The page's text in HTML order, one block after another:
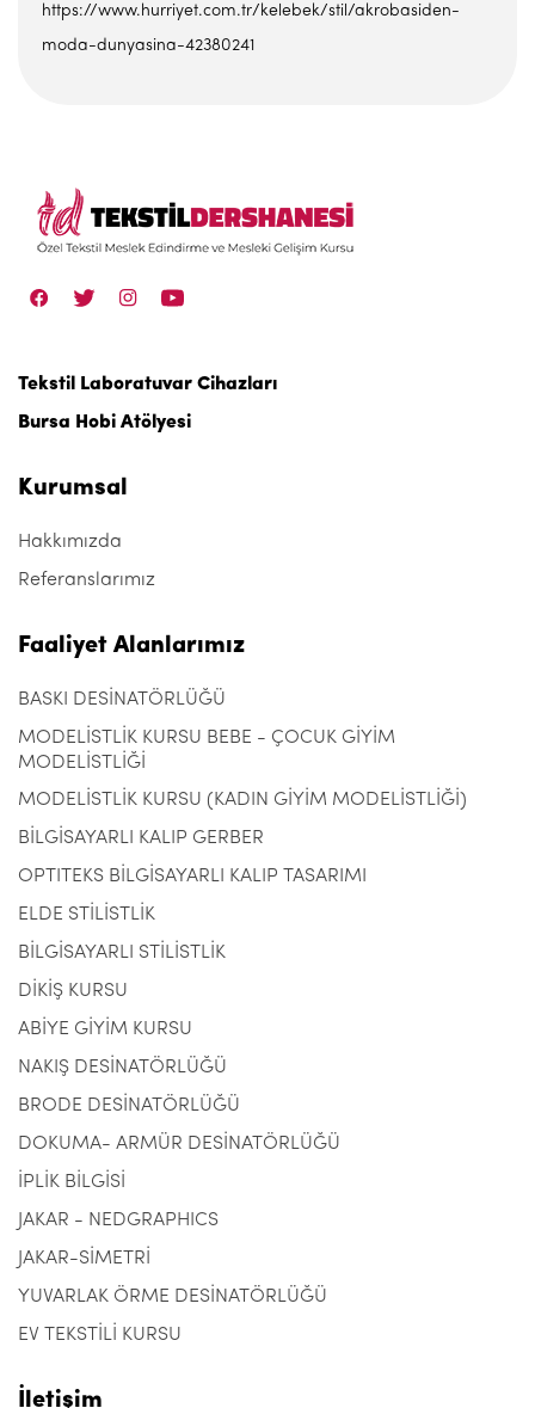
https://www.hurriyet.com.tr/kelebek/stil/akrobasiden-
moda-dunyasina-42380241
Tekstil Laboratuvar Cihazları
Bursa Hobi Atölyesi
Kurumsal
Hakkımızda
Referanslarımız
Faaliyet Alanlarımız
BASKI DESİNATÖRLÜĞÜ
MODELİSTLİK KURSU BEBE - ÇOCUK GİYİM
MODELİSTLİĞİ
MODELİSTLİK KURSU (KADIN GİYİM MODELİSTLİĞİ)
BİLGİSAYARLI KALIP GERBER
OPTITEKS BİLGİSAYARLI KALIP TASARIMI
ELDE STİLİSTLİK
BİLGİSAYARLI STİLİSTLİK
DİKİŞ KURSU
ABİYE GİYİM KURSU
NAKIŞ DESİNATÖRLÜĞÜ
BRODE DESİNATÖRLÜĞÜ
DOKUMA- ARMÜR DESİNATÖRLÜĞÜ
İPLİK BİLGİSİ
JAKAR - NEDGRAPHICS
JAKAR-SİMETRİ
YUVARLAK ÖRME DESİNATÖRLÜĞÜ
EV TEKSTİLİ KURSU
İletişim